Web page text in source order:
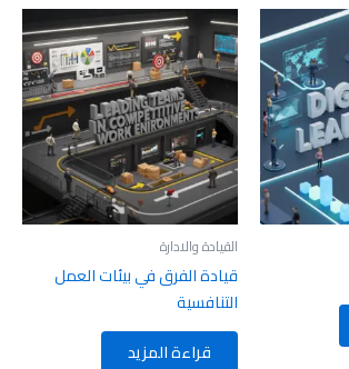
القيادة والادارة
قيادة الفرق في بيئات العمل
التنافسية
قراءة المزيد